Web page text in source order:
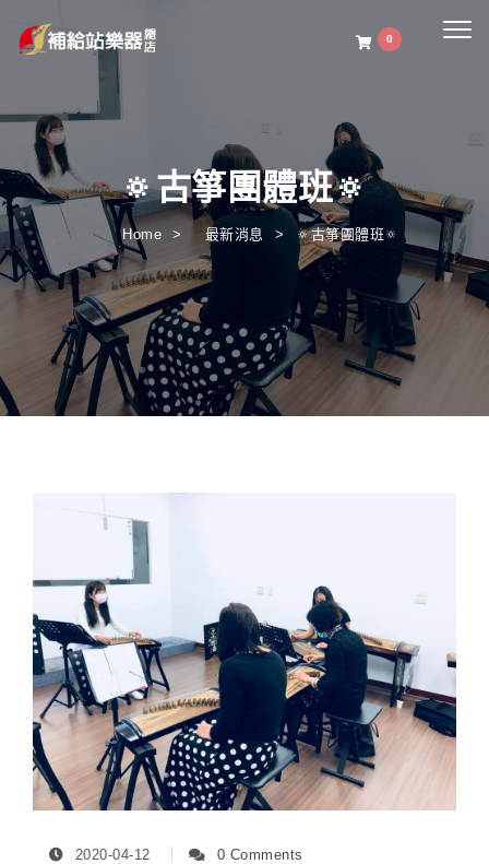
0
🔅古箏團體班🔅
Home 最新消息 🔅古箏團體班🔅
2020-04-12 0 Comments